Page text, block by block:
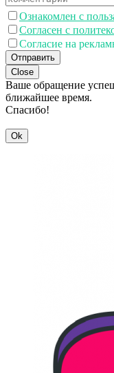
Ознакомлен с
Согласен с
Согласие на
Отправить
Close
Ваше обращение
ближайшее время.
Спасибо!
Ok